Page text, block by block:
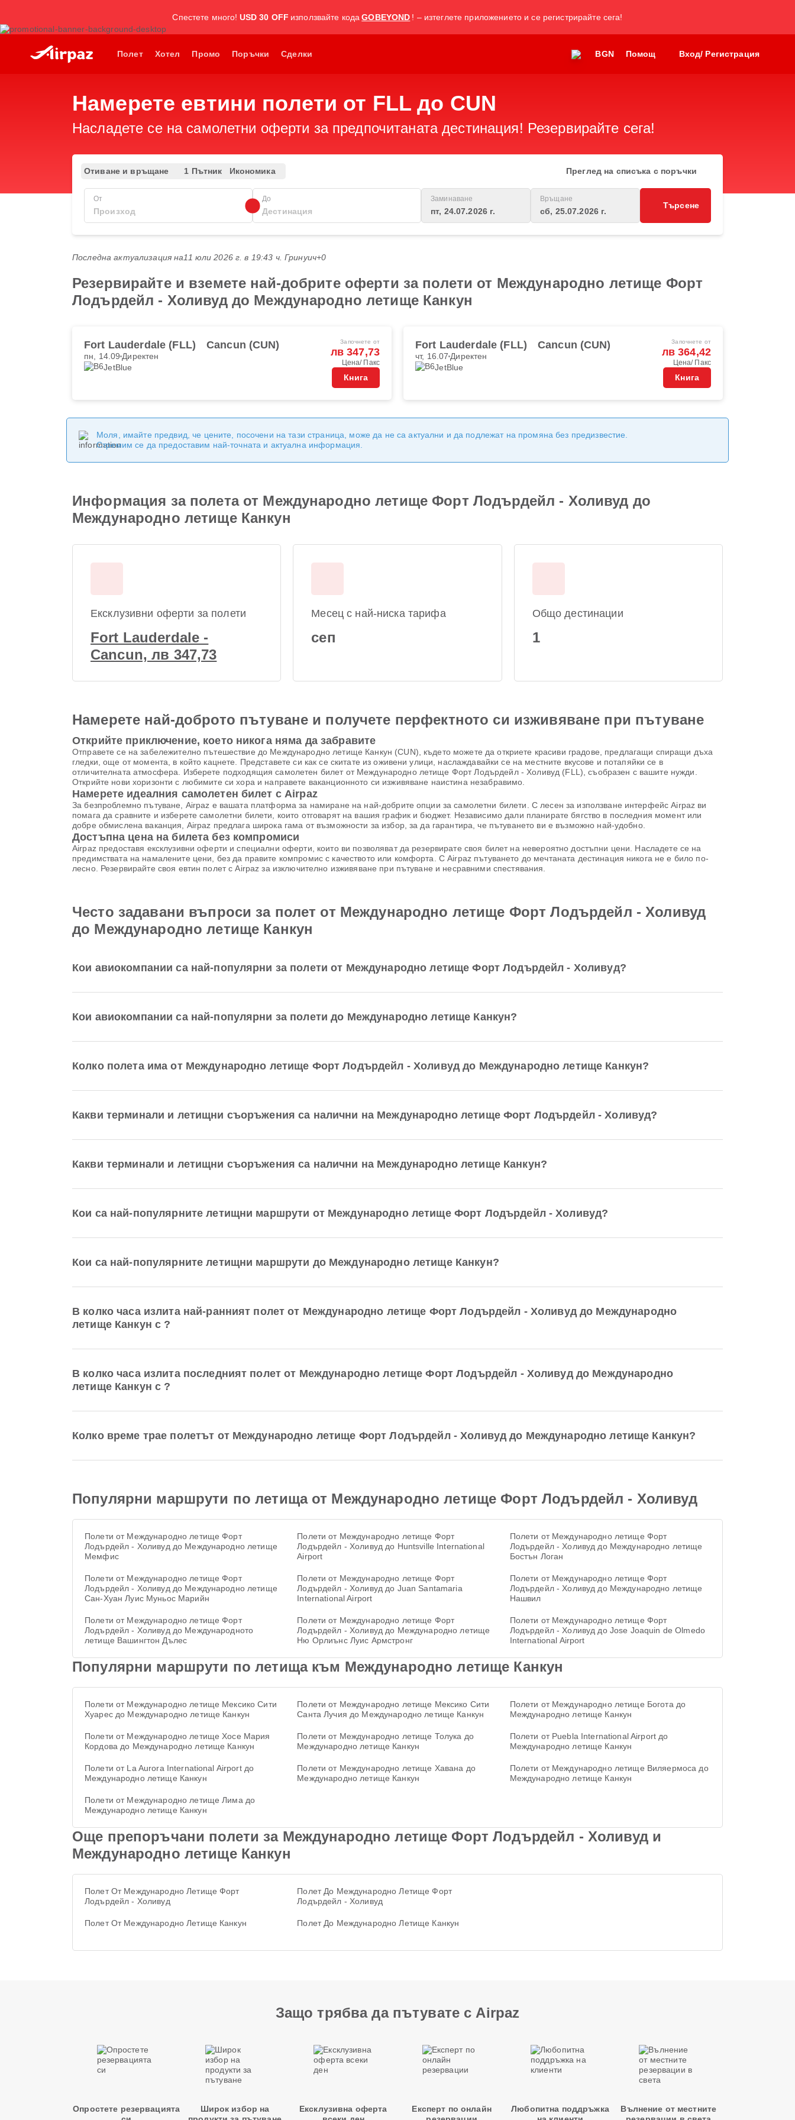
Спестете много! USD 30 OFF използвайте кода GOBEYOND ! – изтеглете приложението и се регистрирайте сега!
Полет Хотел Промо Поръчки Сделки BGN Помощ Вход/ Регистрация
Намерете евтини полети от FLL до CUN
Насладете се на самолетни оферти за предпочитаната дестинация! Резервирайте сега!
Отиване и връщане 1 Пътник Икономика Преглед на списъка с поръчки
От До Заминаване
пт, 24.07.2026 г.
Връщане
сб, 25.07.2026 г.
Търсене
Последна актуализация на11 юли 2026 г. в 19:43 ч. Гринуич+0
Резервирайте и вземете най-добрите оферти за полети от Международно летище Форт
Лодърдейл - Холивуд до Международно летище Канкун
Fort Lauderdale (FLL) Cancun (CUN)
пн, 14.09 Директен
JetBlue
Започнете от
лв 347,73
Цена/ Пакс
Книга
Fort Lauderdale (FLL) Cancun (CUN)
чт, 16.07 Директен
JetBlue
Започнете от
лв 364,42
Цена/ Пакс
Книга
Моля, имайте предвид, че цените, посочени на тази страница, може да не са актуални и да подлежат на промяна без предизвестие.
Стремим се да предоставим най-точната и актуална информация.
Информация за полета от Международно летище Форт Лодърдейл - Холивуд до
Международно летище Канкун
Ексклузивни оферти за полети
Fort Lauderdale -
Cancun, лв 347,73
Месец с най-ниска тарифа
сеп
Общо дестинации
1
Намерете най-доброто пътуване и получете перфектното си изживяване при пътуване
Открийте приключение, което никога няма да забравите
Отправете се на забележително пътешествие до Международно летище Канкун (CUN), където можете да откриете красиви градове, предлагащи спиращи дъха
гледки, още от момента, в който кацнете. Представете си как се скитате из оживени улици, наслаждавайки се на местните вкусове и потапяйки се в
отличителната атмосфера. Изберете подходящия самолетен билет от Международно летище Форт Лодърдейл - Холивуд (FLL), съобразен с вашите нужди.
Открийте нови хоризонти с любимите си хора и направете ваканционното си изживяване наистина незабравимо.
Намерете идеалния самолетен билет с Airpaz
За безпроблемно пътуване, Airpaz е вашата платформа за намиране на най-добрите опции за самолетни билети. С лесен за използване интерфейс Airpaz ви
помага да сравните и изберете самолетни билети, които отговарят на вашия график и бюджет. Независимо дали планирате бягство в последния момент или
добре обмислена ваканция, Airpaz предлага широка гама от възможности за избор, за да гарантира, че пътуването ви е възможно най-удобно.
Достъпна цена на билета без компромиси
Airpaz предоставя ексклузивни оферти и специални оферти, които ви позволяват да резервирате своя билет на невероятно достъпни цени. Насладете се на
предимствата на намалените цени, без да правите компромис с качеството или комфорта. С Airpaz пътуването до мечтаната дестинация никога не е било по-
лесно. Резервирайте своя евтин полет с Airpaz за изключително изживяване при пътуване и несравними спестявания.
Често задавани въпроси за полет от Международно летище Форт Лодърдейл - Холивуд
до Международно летище Канкун
Кои авиокомпании са най-популярни за полети от Международно летище Форт Лодърдейл - Холивуд?
Кои авиокомпании са най-популярни за полети до Международно летище Канкун?
Колко полета има от Международно летище Форт Лодърдейл - Холивуд до Международно летище Канкун?
Какви терминали и летищни съоръжения са налични на Международно летище Форт Лодърдейл - Холивуд?
Какви терминали и летищни съоръжения са налични на Международно летище Канкун?
Кои са най-популярните летищни маршрути от Международно летище Форт Лодърдейл - Холивуд?
Кои са най-популярните летищни маршрути до Международно летище Канкун?
В колко часа излита най-ранният полет от Международно летище Форт Лодърдейл - Холивуд до Международно
летище Канкун с ?
В колко часа излита последният полет от Международно летище Форт Лодърдейл - Холивуд до Международно
летище Канкун с ?
Колко време трае полетът от Международно летище Форт Лодърдейл - Холивуд до Международно летище Канкун?
Популярни маршрути по летища от Международно летище Форт Лодърдейл - Холивуд
Полети от Международно летище Форт
Лодърдейл - Холивуд до Международно летище
Мемфис
Полети от Международно летище Форт
Лодърдейл - Холивуд до Huntsville International
Airport
Полети от Международно летище Форт
Лодърдейл - Холивуд до Международно летище
Бостън Логан
Полети от Международно летище Форт
Лодърдейл - Холивуд до Международно летище
Сан-Хуан Луис Муньос Марийн
Полети от Международно летище Форт
Лодърдейл - Холивуд до Juan Santamaria
International Airport
Полети от Международно летище Форт
Лодърдейл - Холивуд до Международно летище
Нашвил
Полети от Международно летище Форт
Лодърдейл - Холивуд до Международното
летище Вашингтон Дълес
Полети от Международно летище Форт
Лодърдейл - Холивуд до Международно летище
Ню Орлиънс Луис Армстронг
Полети от Международно летище Форт
Лодърдейл - Холивуд до Jose Joaquin de Olmedo
International Airport
Популярни маршрути по летища към Международно летище Канкун
Полети от Международно летище Мексико Сити
Хуарес до Международно летище Канкун
Полети от Международно летище Мексико Сити
Санта Лучия до Международно летище Канкун
Полети от Международно летище Богота до
Международно летище Канкун
Полети от Международно летище Хосе Мария
Кордова до Международно летище Канкун
Полети от Международно летище Толука до
Международно летище Канкун
Полети от Puebla International Airport до
Международно летище Канкун
Полети от La Aurora International Airport до
Международно летище Канкун
Полети от Международно летище Хавана до
Международно летище Канкун
Полети от Международно летище Виляермоса до
Международно летище Канкун
Полети от Международно летище Лима до
Международно летище Канкун
Още препоръчани полети за Международно летище Форт Лодърдейл - Холивуд и
Международно летище Канкун
Полет От Международно Летище Форт
Лодърдейл - Холивуд
Полет От Международно Летище Канкун
Полет До Международно Летище Форт
Лодърдейл - Холивуд
Полет До Международно Летище Канкун
Защо трябва да пътувате с Airpaz
Опростете резервацията
Широк избор на
Ексклузивна оферта
Експерт по онлайн
Любопитна поддръжка
Вълнение от местните